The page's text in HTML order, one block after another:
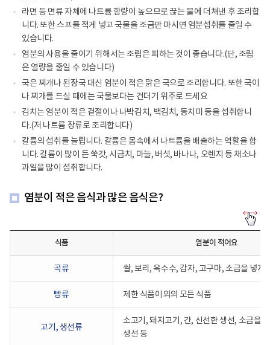
라면 등 면류 자체에 나트륨 함량이 높으므로 끊는 물에 더쳐낸 후 조리합
니다. 또한 스프를 적게 넣고 국물을 조금만 마시면 염분섭취를 줄일 수
있습니다.
염분의 사용을 줄이기 위해서는 조림은 피하는 것이 좋습니다.(단, 조림
은 열량을 줄일 수 있습니다)
국은 찌개나 된장국 대신 염분이 적은 맑은 국으로 조리합니다. 또한 국이
나 찌개를 드실 때에는 국물보다는 건더기 위주로 드세요
김치는 염분이 적은 겉절이나 나박김치, 백김치, 동치미 등을 섭취합니
다.(저 나트륨 장류로 조리합니다)
칼륨의 섭취를 늘립니다. 칼륨은 몸속에서 나트륨을 배출하는 역할을 합
니다. 칼륨이 많이 든 쑥갓, 시금치, 마늘, 버섯, 바나나, 오렌지 등 채소나
과일을 많이 섭취합니다.
염분이 적은 음식과 많은 음식은?
은
군
식품 염분이 적어요
곡류 쌀, 보리, 옥수수, 감자, 고구마, 소금을 넣지
빵류 제한 식품이외의 모든 식품
고기, 생선류
소고기, 돼지고기, 간, 신선한 생선, 소금을
생선 등